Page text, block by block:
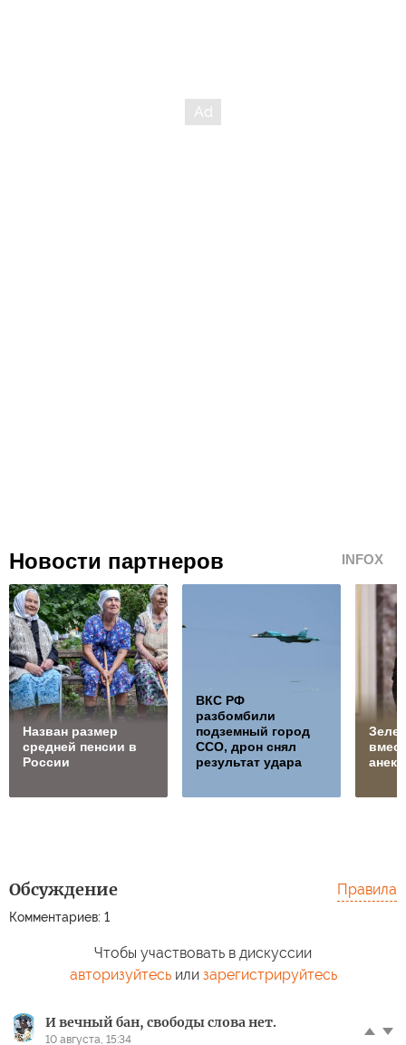
Новости партнеров INFOX
Назван размер
средней пенсии в
России
ВКС РФ
разбомбили
подземный город
ССО, дрон снял
результат удара
Обсуждение
Комментариев: 1
Правила
Чтобы участвовать в дискуссии
авторизуйтесьили зарегистрируйтесь
И вечный бан, свободы слова нет.
10 августа, 15:34